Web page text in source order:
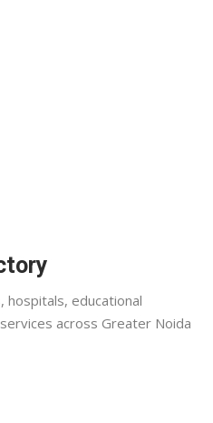
educational
across Greater Noida